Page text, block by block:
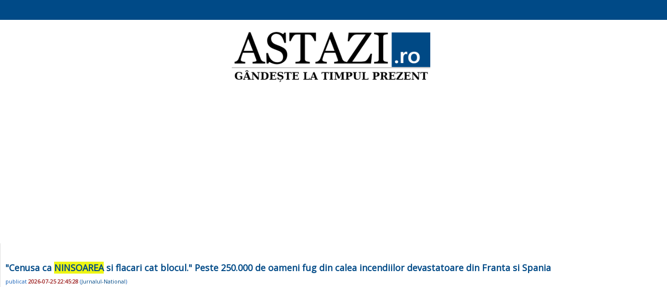
"Cenusa ca NINSOAREAsi flacari cat blocul." Peste 250.000 de oameni fug din calea incendiilor devastatoare din Franta si Spania
publicat 2026-07-25 22:45:28 (Jurnalul-National)